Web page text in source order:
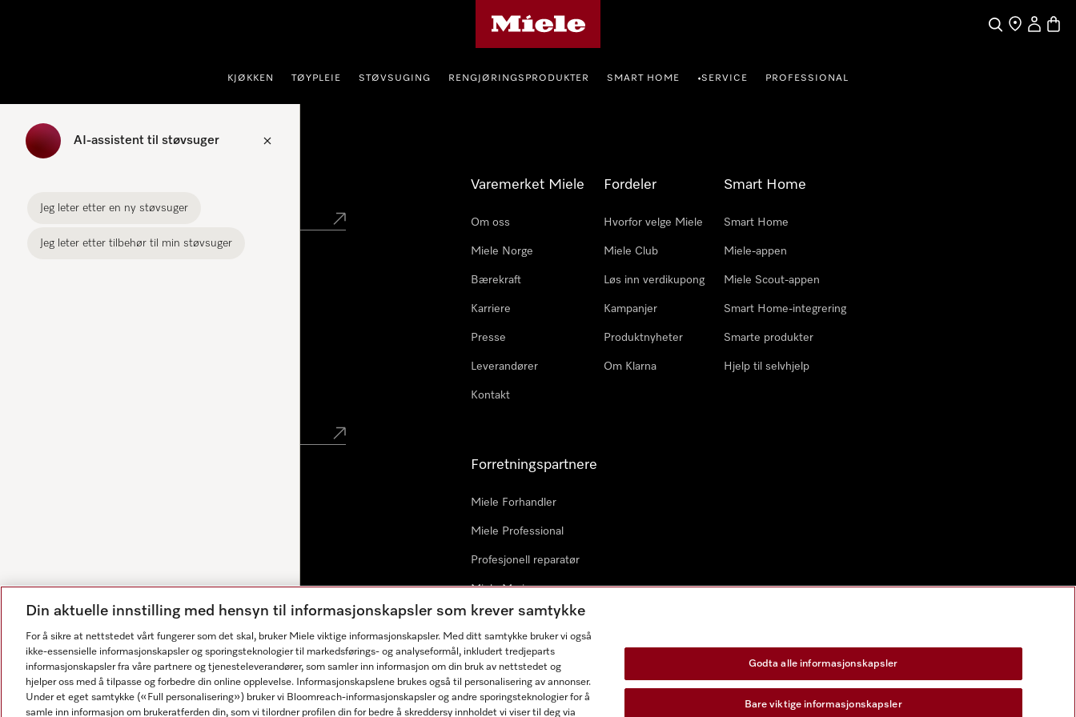
Søk
Finn enMin Konto
KJØKKEN TØYPLEIE STØVSUGING RENGJØRINGSPRODUKTER SMART HOME •SERVICE PROFESSIONAL
AI-assistent til støvsuger
Jeg leter etter en ny støvsuger
Jeg leter etter tilbehør til min støvsuger
Svarene genereres av AI. Vår assistent kan hjelpe deg med
Varemerket Miele
Om oss
Miele Norge
Bærekraft
Karriere
Presse
Leverandører
Kontakt
Fordeler
Hvorfor velge Miele
Miele Club
Løs inn verdikupong
Kampanjer
Produktnyheter
Om Klarna
Smart Home
Smart Home
Miele-appen
Miele Scout-appen
Smart Home-integrering
Smarte produkter
Hjelp til selvhjelp
Forretningspartnere
Miele Forhandler
Miele Professional
Profesjonell reparatør
Miele Marine
Arkitekter & byggherrer
Din aktuelle innstilling med hensyn til informasjonskapsler som krever samtykke
For å sikre at nettstedet vårt fungerer som det skal, bruker Miele viktige informasjonskapsler. Med ditt samtykke bruker vi også
ikke-essensielle informasjonskapsler og sporingsteknologier til markedsførings- og analyseformål, inkludert tredjeparts
informasjonskapsler fra våre partnere og tjenesteleverandører, som samler inn informasjon om din bruk av nettstedet og
hjelper oss med å tilpasse og forbedre din online opplevelse. Informasjonskapslene brukes også til personalisering av annonser.
Under et eget samtykke («Full personalisering») bruker vi Bloomreach-informasjonskapsler og andre sporingsteknologier for å
samle inn informasjon om brukeratferden din, som vi tilordner profilen din for bedre å skreddersy innholdet vi viser til deg via
Godta alle informasjonskapsler
Bare viktige informasjonskapsler